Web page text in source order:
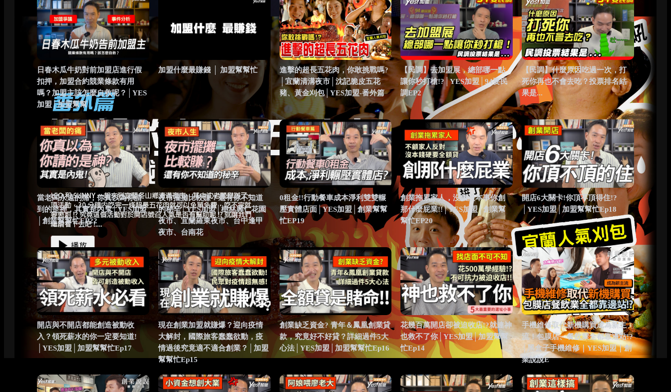
日春木瓜牛奶對前加盟店進行假
扣押，加盟合約競業條款有用
嗎？加盟主該怎麼自救呢？│YES
加盟│加盟幫幫
加盟什麼最賺錢 │ 加盟幫幫忙
進擊的超長五花肉，你敢挑戰嗎?
│宜蘭清溝夜市│沈記脆皮五花
豬、黃金刈包│YES加盟-番外篇
【民調】去加盟展，總部哪一點
讓你秒打槍!?│YES加盟│94要民
調EP2
【民調】什麼原因吃過一次，打
死你再也不會去吃？投票排名結
果是...
當老闆永遠的痛，你真以為你請
到的是神，其實是內鬼│YES加盟
│創業幫幫忙EP22
夜市擺攤比較賺？還有你不知道
的秘辛│YES加盟│樹林興仁花園
夜市、宜蘭羅東夜市、台中逢甲
夜市、台南花
0租金!!行動餐車成本淨利雙雙輾
壓實體店面│YES加盟│創業幫幫
忙EP19
創業拖累家人，沒錢沒本事你創
那什麼屁業!!│YES加盟│創業幫
幫忙EP20
開店6大關卡!你頂不頂得住!?
│YES加盟│加盟幫幫忙Ep18
開店與不開店都能創造被動收
入？領死薪水的你一定要知道!
│YES加盟│加盟幫幫忙Ep17
現在創業加盟就賺爆？迎向疫情
大解封，國際旅客蠢蠢欲動，疫
情過後究竟適不適合創業？│加盟
幫幫忙Ep15
創業缺乏資金? 青年＆鳳凰創業貸
款，究竟好不好貸？詳細過件5大
心法│YES加盟│加盟幫幫忙Ep16
花幾百萬開店卻被迫收店!?就連神
也救不了你│YES加盟│加盟幫幫
忙Ep14
手機維修取代新機購買成為新主
流！包膜店、餐飲業全都靠邊站!?
│黑盒子手機維修｜YES加盟｜創
業說說E